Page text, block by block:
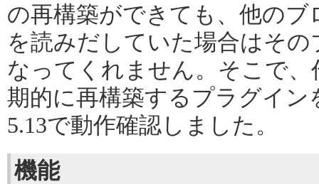
の再構築ができても、他の
を読みだしていた場合はそ
なってくれません。そこで
期的に再構築するプラグイン
5.13で動作確認しました。
機能